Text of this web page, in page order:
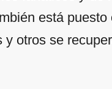
está
otros se